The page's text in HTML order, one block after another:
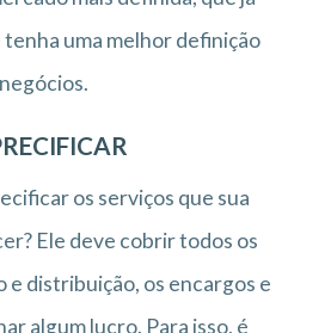
uma melhor definição
os serviços que sua
Ele deve cobrir todos os
e distribuição, os encargos e
algum lucro. Para isso, é